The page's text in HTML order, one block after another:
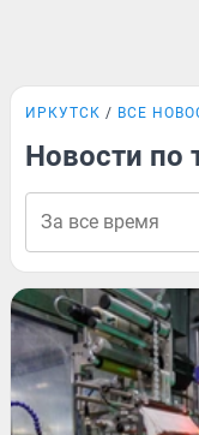
ИРКУТСК ВСЕ
Новости по